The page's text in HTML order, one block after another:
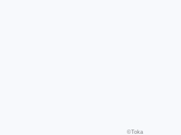
©Toka